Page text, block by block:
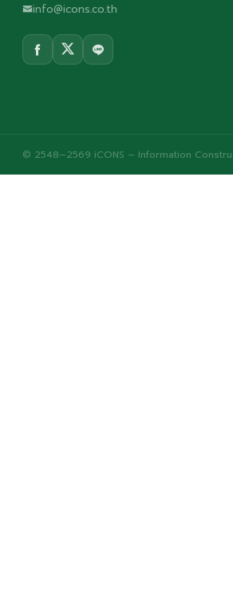
info@icons.co.th
© 2548–2569 iCONS – Information